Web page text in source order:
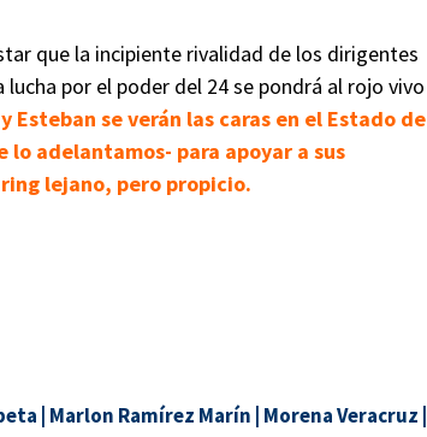
que la incipiente rivalidad de los dirigentes
por el poder del 24 se pondrá al rojo vivo
Esteban se verán las caras en el Estado de
lo adelantamos- para apoyar a sus
lejano, pero propicio.
Marlon Ramírez Marín Morena Veracruz